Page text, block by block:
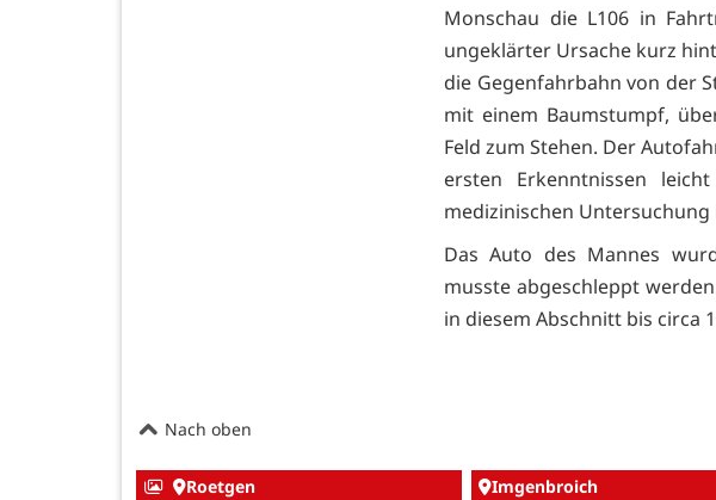
Monschau die L106 in
ungeklärter Ursache kurz
die Gegenfahrbahn von der
mit einem Baumstumpf,
Feld zum Stehen. Der
ersten Erkenntnissen
medizinischen
Das Auto des Mannes
musste abgeschleppt
in diesem Abschnitt bis circa
Nach oben
Roetgen Imgenbroich